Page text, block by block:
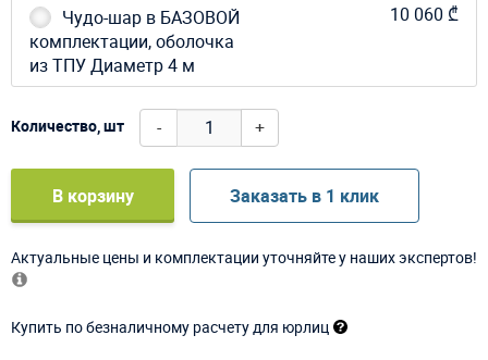
Чудо-шар в БАЗОВОЙ
комплектации, оболочка
из ТПУ Диаметр 4 м
10 060 ₾
Количество, шт - +
В корзину Заказать в 1 клик
Актуальные цены и комплектации уточняйте у наших экспертов!
Купить по безналичному расчету для юрлиц